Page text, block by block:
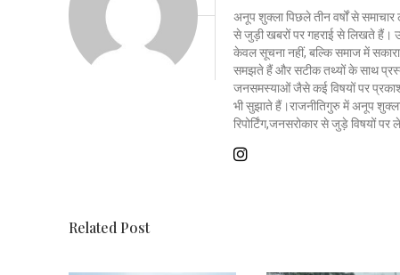
अनूप शुक्ला पिछले तीन वर्षों से
से जुड़ी खबरों पर गहराई से लिखते हैं।
केवल सूचना नहीं, बल्कि समाज में
समझते हैं और सटीक तथ्यों के साथ
जनसमस्याओं जैसे कई विषयों पर
भी सुझाते हैं।राजनीतिगुरु में अनूप
रिपोर्टिंग,जनसरोकार से जुड़े विषयों पर
Related Post